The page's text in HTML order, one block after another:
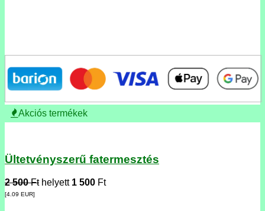
Akciós termékek
Ültetvényszerű fatermesztés
2 500 Fthelyett 1 500 Ft
[4.09 EUR]